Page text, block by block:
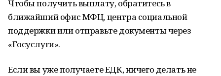
Чтобы получить выплату, обратитесь в
ближайший офис МФЦ, центра социальной
поддержки или отправьте документы через
«Госуслуги».
Если вы уже получаете ЕДК, ничего делать не